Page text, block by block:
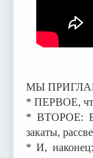
МЫ
* ПЕРВОЕ, что
* ВТОРОЕ:
закаты,
* И, наконец: